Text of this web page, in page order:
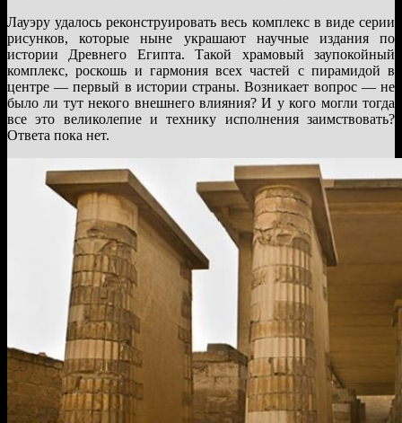
Лауэру удалось реконструировать весь комплекс в виде серии
рисунков, которые ныне украшают научные издания по
истории Древнего Египта. Такой храмовый заупокойный
комплекс, роскошь и гармония всех частей с пирамидой в
центре — первый в истории страны. Возникает вопрос — не
было ли тут некого внешнего влияния? И у кого могли тогда
все это великолепие и технику исполнения заимствовать?
Ответа пока нет.